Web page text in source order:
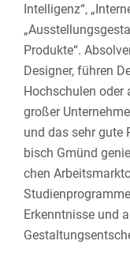
Intelligenz“,
Produkte“.
Designer, führen
Hochschulen oder
großer
und das sehr gute
bisch Gmünd
chen
Erkennt­nisse und